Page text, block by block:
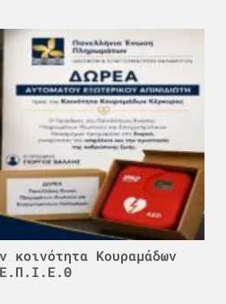
κοινότητα Κουραμάδων